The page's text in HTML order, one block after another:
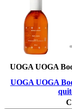
UOGA UOGA
UOGA UOGA